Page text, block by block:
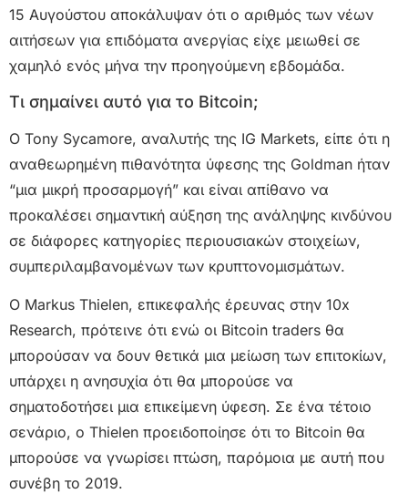
15 Αυγούστου αποκάλυψαν ότι ο αριθμός των νέων
αιτήσεων για επιδόματα ανεργίας είχε μειωθεί σε
χαμηλό ενός μήνα την προηγούμενη εβδομάδα.
Τι σημαίνει αυτό για το Bitcoin;
Ο Tony Sycamore, αναλυτής της IG Markets, είπε ότι η
αναθεωρημένη πιθανότητα ύφεσης της Goldman ήταν
“μια μικρή προσαρμογή” και είναι απίθανο να
προκαλέσει σημαντική αύξηση της ανάληψης κινδύνου
σε διάφορες κατηγορίες περιουσιακών στοιχείων,
συμπεριλαμβανομένων των κρυπτονομισμάτων.
Ο Markus Thielen, επικεφαλής έρευνας στην 10x
Research, πρότεινε ότι ενώ οι Bitcoin traders θα
μπορούσαν να δουν θετικά μια μείωση των επιτοκίων,
υπάρχει η ανησυχία ότι θα μπορούσε να
σηματοδοτήσει μια επικείμενη ύφεση. Σε ένα τέτοιο
σενάριο, ο Thielen προειδοποίησε ότι το Bitcoin θα
μπορούσε να γνωρίσει πτώση, παρόμοια με αυτή που
συνέβη το 2019.